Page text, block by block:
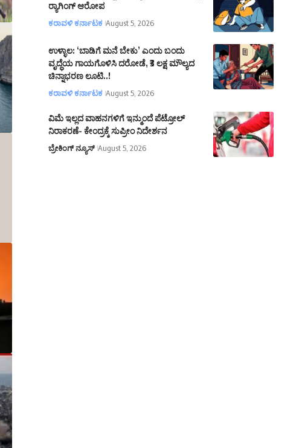
ರ್‍ಯಾಗಿಂಗ್ ಆರೋಪ
ಕರಾವಳಿ ಕರ್ನಾಟಕ August 5, 2026
ಉಳ್ಳಾಲ: ‘ಬಾಡಿಗೆ ಮನೆ ಬೇಕು’ ಎಂದು ಬಂದು
ವೃದ್ಧೆಯ ಗಾಯಗೊಳಿಸಿ ದರೋಡೆ, ₹3 ಲಕ್ಷ ಮೌಲ್ಯದ
ಚಿನ್ನಾಭರಣ ಲೂಟಿ..!
ಕರಾವಳಿ ಕರ್ನಾಟಕ August 5, 2026
ವಿಮೆ ಇಲ್ಲದ ವಾಹನಗಳಿಗೆ ಇನ್ಮುಂದೆ ಪೆಟ್ರೋಲ್‌
ನಿರಾಕರಣೆ- ಕೇಂದ್ರಕ್ಕೆ ಸುಪ್ರೀಂ ನಿದೇರ್ಶನ
ಬ್ರೇಕಿಂಗ್ ನ್ಯೂಸ್ August 5, 2026